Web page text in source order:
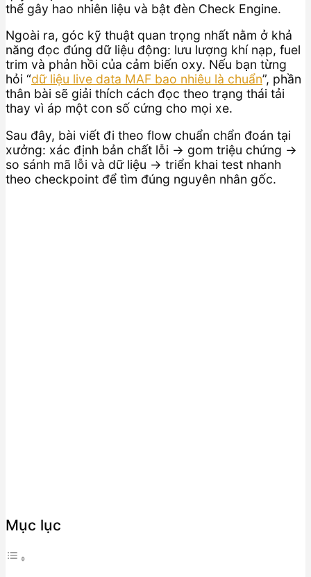
thể gây hao nhiên liệu và bật đèn Check Engine.
Ngoài ra, góc kỹ thuật quan trọng nhất nằm ở khả
năng đọc đúng dữ liệu động: lưu lượng khí nạp, fuel
trim và phản hồi của cảm biến oxy. Nếu bạn từng
hỏi “dữ liệu live data MAF bao nhiêu là chuẩn”, phần
thân bài sẽ giải thích cách đọc theo trạng thái tải
thay vì áp một con số cứng cho mọi xe.
Sau đây, bài viết đi theo flow chuẩn chẩn đoán tại
xưởng: xác định bản chất lỗi → gom triệu chứng →
so sánh mã lỗi và dữ liệu → triển khai test nhanh
theo checkpoint để tìm đúng nguyên nhân gốc.
Mục lục